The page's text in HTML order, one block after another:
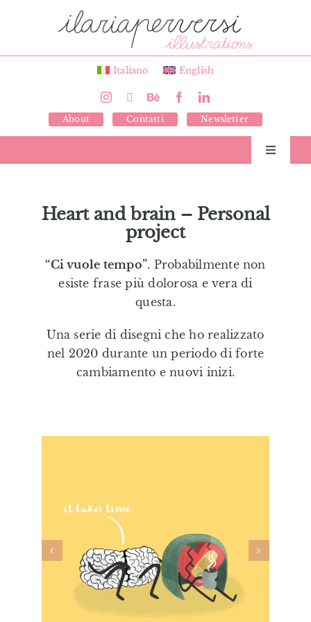
Italiano English
About Contatti Newsletter
Toggle
Illustrazioni
Giochi
Illustrazioni Personalizzate
Heart and brain – Personal
project
“Ci vuole tempo”. Probabilmente non
esiste frase più dolorosa e vera di
questa.
Una serie di disegni che ho realizzato
nel 2020 durante un periodo di forte
cambiamento e nuovi inizi.